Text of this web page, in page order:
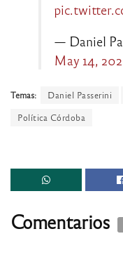
— Daniel
May 14,
Temas: Daniel Passerini
Política Córdoba
Comentarios